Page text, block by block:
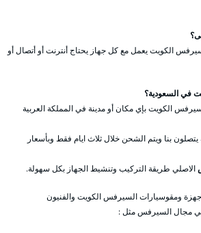
الكويت يعمل مع كل جهاز يحتاج أنترنت أو أتصال أو
في السعودية؟
الكويت بإي مكان أو مدينة في المملكة العربية
بنا ويتم الشحن خلال ثلاث ايام فقط وبأسعار
الاصلي طريقة التركيب وتنشيط الجهاز بكل سهولة.
ومقوسيارات السيرفس الكويت والفنيون
مجال السيرفس مثل :